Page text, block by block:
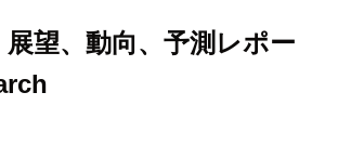
望、動向、予測レポー